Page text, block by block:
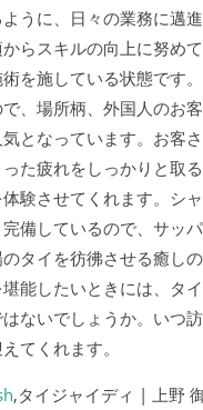
うに、日々の業務に邁
らスキルの向上に努め
を施している状態です
、場所柄、外国人のお
となっています。お客
た疲れをしっかりと取
験させてくれます。シ
備しているので、サッ
タイを彷彿させる癒し
能したいときには、タ
ないでしょうか。いつ
てくれます。
,タイジャイディ | 上野